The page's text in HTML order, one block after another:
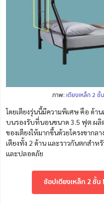
ภาพ: เตียงเหล็ก 2 ชั้
โดยเตียงรุ่นนี้มีความพิเศษ คือ ด้
บนรองรับที่นอนขนาด 3.5 ฟุต ผลิ
ของเตียงให้มากขึ้นด้วยโครงขากล
เตียงทั้ง 2 ด้าน และราวกันตกสำห
และปลอดภัย
ช้อปเตียงเหล็ก 2 ชั้น